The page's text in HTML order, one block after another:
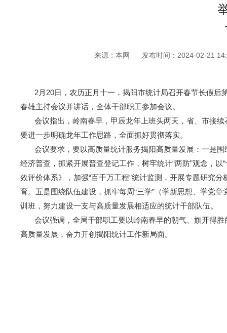
来源：本网 发布时间：2024-02-21
2月20日，农历正月十一，揭阳市统计局召开春节长假后
春雄主持会议并讲话，全体干部职工参加会议。
会议指出，岭南春早，甲辰龙年上班头两天，省、市接续
要进一步明确龙年工作思路，全面抓好贯彻落实。
会议要求，要以高质量统计服务揭阳高质量发展：一是围
经济普查，抓紧开展普查登记工作，树牢统计“两防”观念，
效评价体系》，加强“百千万工程”统计监测，开展专题研究
育。五是围绕队伍建设，抓牢每周“三学”（学新思想、学党
训班，努力建设一支与高质量发展相适应的统计干部队伍。
会议强调，全局干部职工要以岭南春早的朝气、旗开得胜
高质量发展，奋力开创揭阳统计工作新局面。